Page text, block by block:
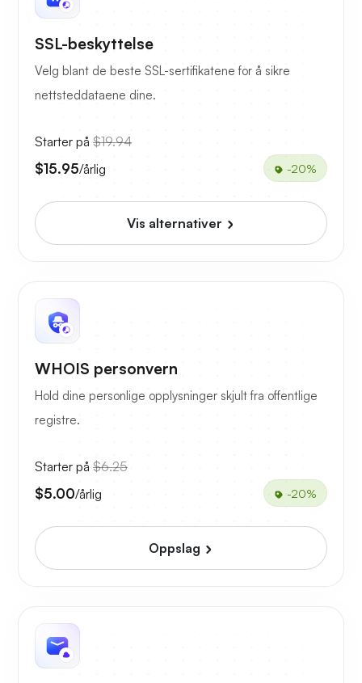
SSL-beskyttelse
Velg blant de beste SSL-sertifikatene for å sikre
nettsteddataene dine.
Starter på $19.94
$15.95/årlig -20%
Vis alternativer
WHOIS personvern
Hold dine personlige opplysninger skjult fra offentlige
registre.
Starter på $6.25
$5.00/årlig -20%
Oppslag